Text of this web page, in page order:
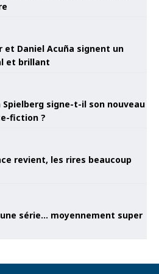
et Daniel Acuña signent un
et brillant
Spielberg signe-t-il son nouveau
fiction ?
revient, les rires beaucoup
une série… moyennement super